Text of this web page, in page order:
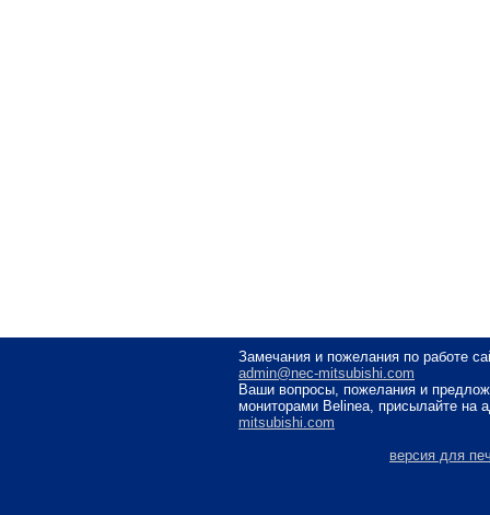
Замечания и пожелания по работе
admin@nec-mitsubishi.com
Ваши вопросы, пожелания и
мониторами Belinea, присылайте на
mitsubishi.com
версия для